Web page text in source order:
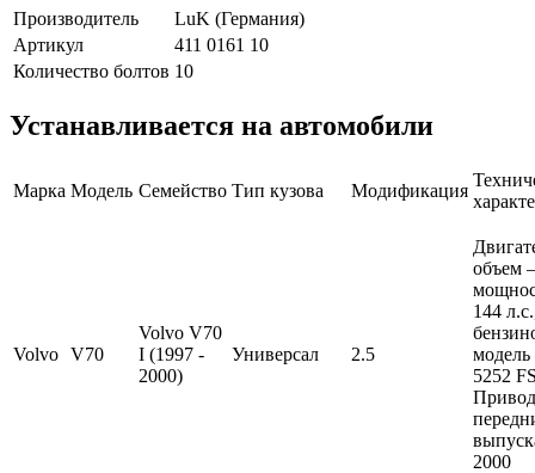
Производитель
LuK (Германия)
Артикул
411 0161 10
Количество болтов 10
Устанавливается на автомобили
Марка Модель Семейство Тип кузова Модификация
Volvo V70
Volvo V70
I (1997 -
2000)
Универсал 2.5
объем
144
5252
2000